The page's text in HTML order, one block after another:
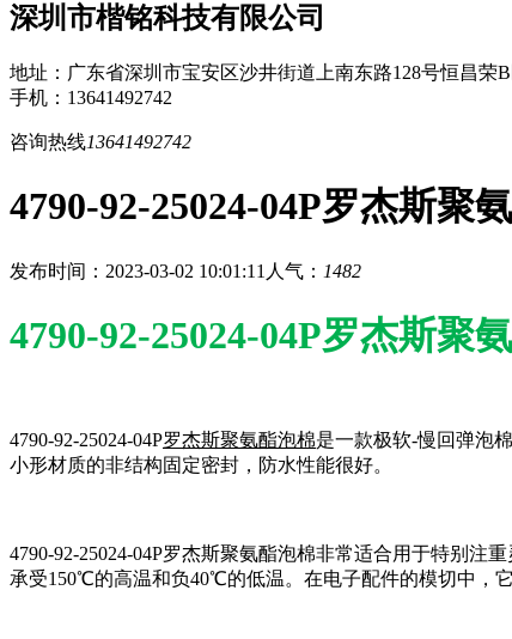
深圳市楷铭科技有限公司
地址：广东省深圳市宝安区沙井街道上南东路128号恒昌荣B
手机：13641492742
咨询热线13641492742
4790-92-25024-04P罗杰斯聚
发布时间：2023-03-02 10:01:11 人气： 1482
4790-92-25024-04P罗杰斯聚
4790-92-25024-04P罗杰斯聚氨酯泡棉是一款极软-慢回弹泡
小形材质的非结构固定密封，防水性能很好。
4790-92-25024-04P罗杰斯聚氨酯泡棉非常适合用于特别
承受150℃的高温和负40℃的低温。在电子配件的模切中，